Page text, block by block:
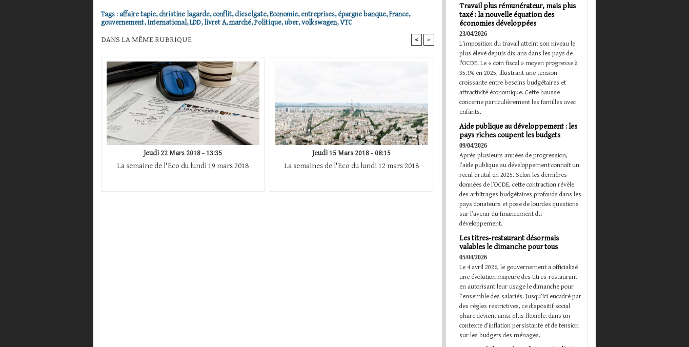
Tags : affaire tapie,christine lagarde,conflit,dieselgate,Economie,entreprises,épargne banque,France,
gouvernement,International,LDD,livret A,marché,Politique,uber,volkswagen,VTC
DANS LA MÊME RUBRIQUE : < >
Jeudi 22 Mars 2018 - 13:35
La semaine de l'Eco du lundi 19 mars 2018
Jeudi 15 Mars 2018 - 08:15
La semaines de l'Eco du lundi 12 mars 2018
Travail plus rémunérateur, mais plus
taxé : la nouvelle équation des
économies développées
23/04/2026
L'imposition du travail atteint son niveau le
plus élevé depuis dix ans dans les pays de
l'OCDE. Le « coin fiscal » moyen progresse à
35,1% en 2025, illustrant une tension
croissante entre besoins budgétaires et
attractivité économique. Cette hausse
concerne particulièrement les familles avec
enfants.
Aide publique au développement : les
pays riches coupent les budgets
09/04/2026
Après plusieurs années de progression,
l’aide publique au développement connaît un
recul brutal en 2025. Selon les dernières
données de l’OCDE, cette contraction révèle
des arbitrages budgétaires profonds dans les
pays donateurs et pose de lourdes questions
sur l’avenir du financement du
développement.
Les titres-restaurant désormais
valables le dimanche pour tous
05/04/2026
Le 4 avril 2026, le gouvernement a officialisé
une évolution majeure des titres-restaurant
en autorisant leur usage le dimanche pour
l’ensemble des salariés. Jusqu’ici encadré par
des règles restrictives, ce dispositif social
phare devient ainsi plus flexible, dans un
contexte d’inflation persistante et de tension
sur les budgets des ménages.